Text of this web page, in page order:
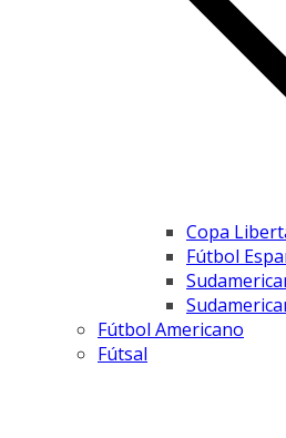
Copa
Fútbol
Fútbol Americano
Fútsal